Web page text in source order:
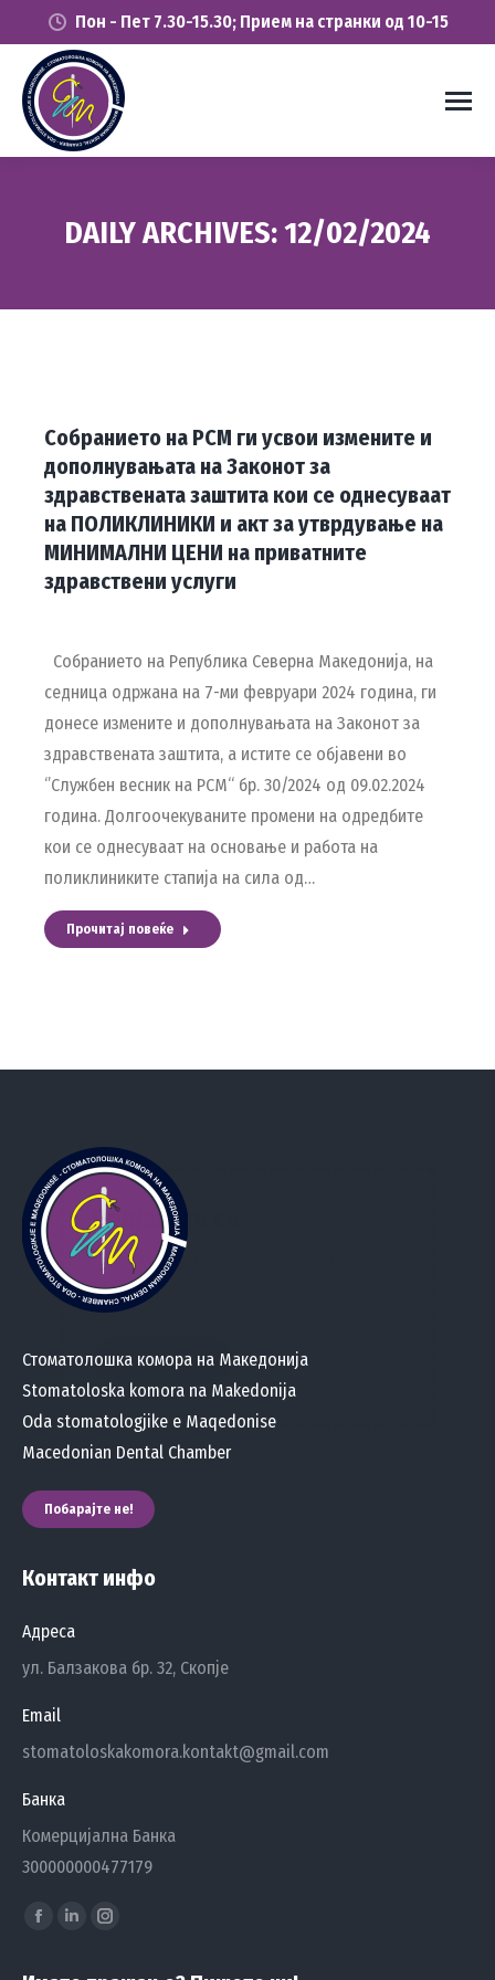
Пон - Пет 7.30-15.30; Прием на странки од 10-15
DAILY ARCHIVES:12/02/2024
Собранието на РСМ ги усвои измените и
дополнувањата на Законот за
здравствената заштита кои се однесуваат
на ПОЛИКЛИНИКИ и акт за утврдување на
МИНИМАЛНИ ЦЕНИ на приватните
здравствени услуги
Собранието на Република Северна Македонија, на
седница одржана на 7-ми февруари 2024 година, ги
донесе измените и дополнувањата на Законот за
здравствената заштита, а истите се објавени во
‘’Службен весник на РСМ‘‘ бр. 30/2024 од 09.02.2024
година. Долгоочекуваните промени на одредбите
кои се однесуваат на основање и работа на
поликлиниките стапија на сила од…
Прочитај повеќе
Стоматолошка комора на Македонија
Stomatoloska komora na Makedonija
Oda stomatologjike e Maqedonise
Macedonian Dental Chamber
Побарајте не!
Контакт инфо
Адреса
ул. Балзакова бр. 32, Скопје
Email
stomatoloskakomora.kontakt@gmail.com
Банка
Комерцијална Банка
300000000477179
Find us on:
Facebook
LinkedinInstagram
Пријавете се
за да добивате новости од СКМ